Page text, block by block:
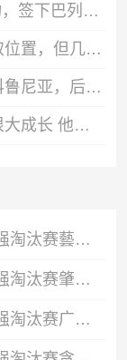
记者：切尔西即将1900万欧+浮动，签下巴列卡诺左后卫查瓦里亚
马卡报：恩德里克想留在皇马争取位置，但几乎所有因素都对他不利
罗马官方：安吉利诺租借加盟拉科鲁尼亚，后者拥有选择买断条款
经纪人：比西武在布鲁日取得了很大成长 他希望为巴萨奉献一切
08月04日佛山西甲足球联赛32强淘汰赛藝品高國際VS湛江狂狼·粵辉能源全场录像
08月04日佛山西甲足球联赛32强淘汰赛肇庆恒骏成VS三七互娱全场录像
08月04日佛山西甲足球联赛32强淘汰赛广东西南建设VS香港圣徒全场录像